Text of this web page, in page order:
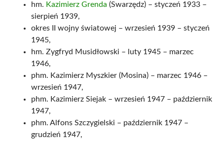
hm. Kazimierz Grenda (Swarzędz) – styczeń 1933 –
sierpień 1939,
okres II wojny światowej – wrzesień 1939 – styczeń
1945,
hm. Zygfryd Musidłowski – luty 1945 – marzec
1946,
phm. Kazimierz Myszkier (Mosina) – marzec 1946 –
wrzesień 1947,
phm. Kazimierz Siejak – wrzesień 1947 – październik
1947,
phm. Alfons Szczygielski – październik 1947 –
grudzień 1947,